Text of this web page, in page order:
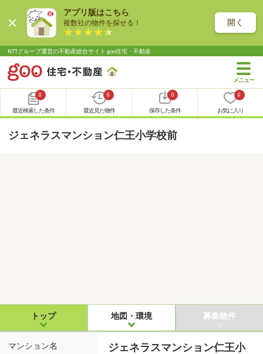
アプリ版はこちら
複数社の物件を探せる！ 開く
NTTグループ運営の不動産総合サイト goo住宅・不動産
0
最近検索した条件
0
最近見た物件
0
保存した条件
0
お気に入り
ジェネラスマンション仁王小学校前
トップ 地図・環境 募集物件
マンション名
ジェネラスマンション仁王小